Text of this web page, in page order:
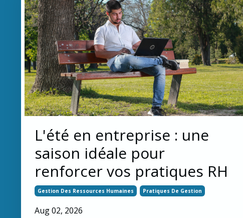
L'été en entreprise : une
saison idéale pour
renforcer vos pratiques RH
Gestion Des Ressources Humaines Pratiques De Gestion
Aug 02, 2026